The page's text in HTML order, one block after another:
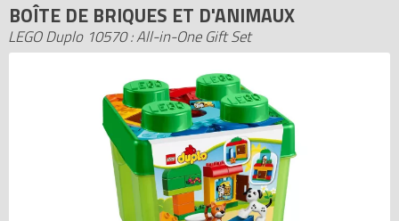
BONS PLANS
ACTUALITÉS
ASSOCIATIONS DE FANS
EXPOSITIONS LEGO
LEGO LES PLUS CHERS
DERNIERS LEGO AJOUTÉS
BOÎTE DE BRIQUES ET D'ANIMAUX
LEGO Duplo 10570 : All-in-One Gift Set